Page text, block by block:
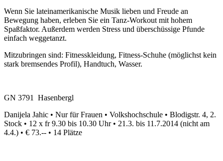
Wenn Sie lateinamerikanische Musik lieben und Freude an
Bewegung haben, erleben Sie ein Tanz-Workout mit hohem
Spaßfaktor. Außerdem werden Stress und überschüssige Pfunde
einfach weggetanzt.
Mitzubringen sind: Fitnesskleidung, Fitness-Schuhe (möglichst kein
stark bremsendes Profil), Handtuch, Wasser.
GN 3791 Hasenbergl
Danijela Jahic • Nur für Frauen • Volkshochschule • Blodigstr. 4, 2.
Stock • 12 x fr 9.30 bis 10.30 Uhr • 21.3. bis 11.7.2014 (nicht am
4.4.) • € 73.-- • 14 Plätze